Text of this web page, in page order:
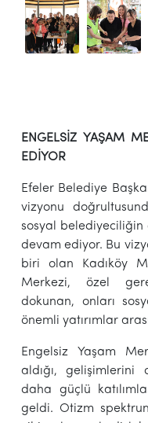
ENGELSİZ YAŞAM
EDİYOR
Efeler Belediye
vizyonu
sosyal
devam ediyor. Bu
biri olan Kadıköy
Merkezi, özel
dokunan, onları
önemli yatırımlar
Engelsiz Yaşam
aldığı,
daha güçlü
geldi. Otizm